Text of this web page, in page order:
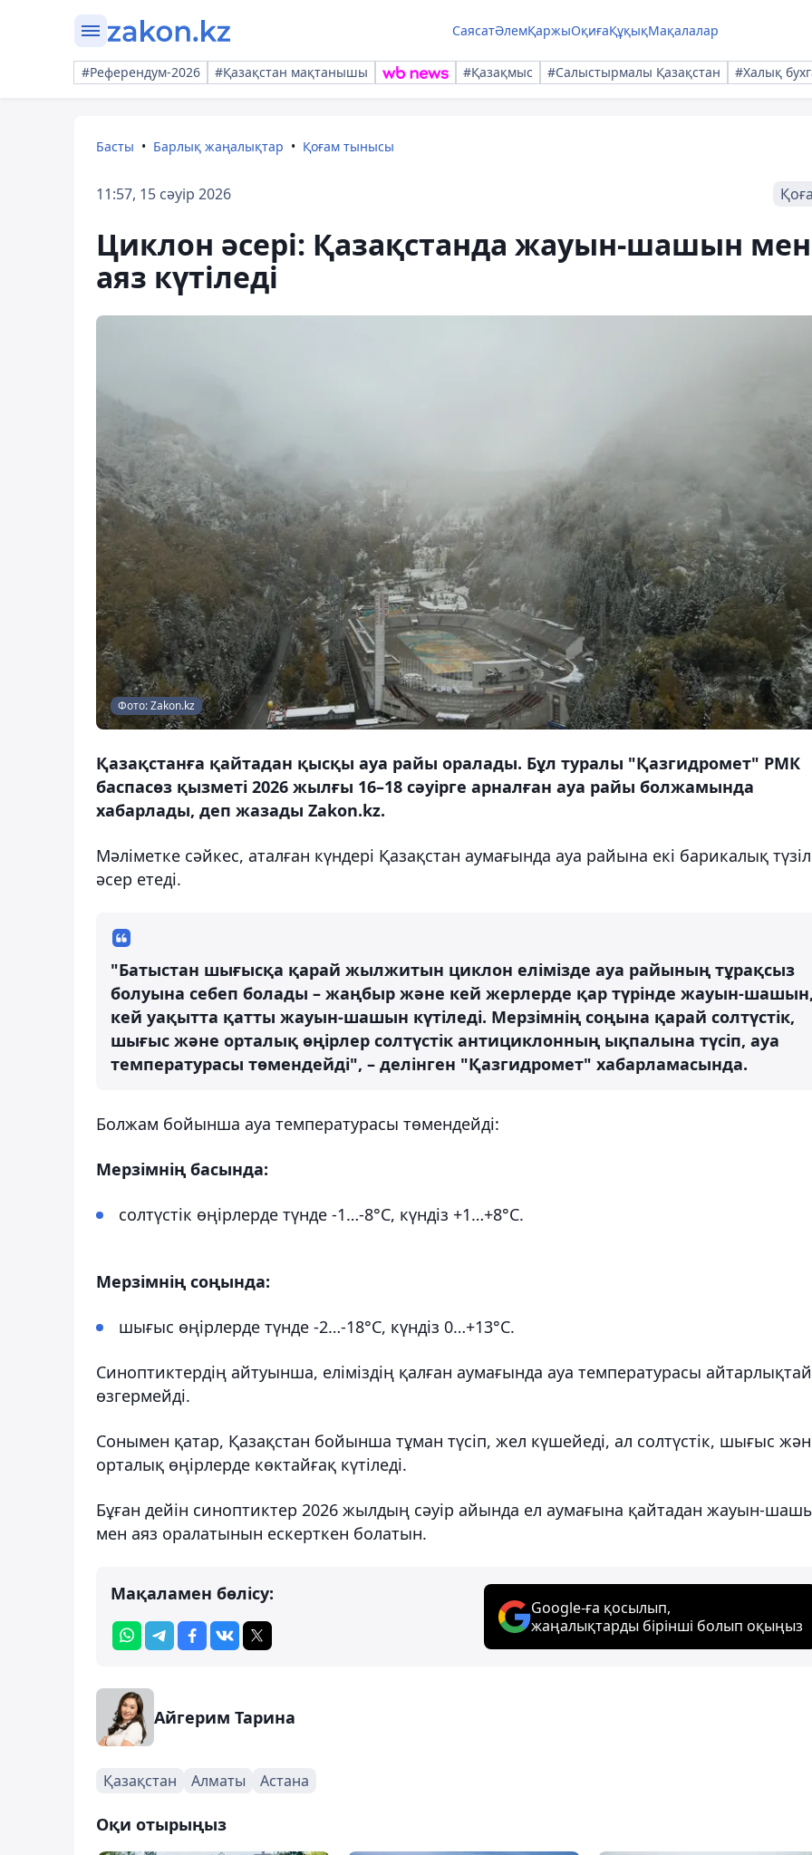
СаясатӘлемҚаржыОқиғаҚұқықМақалалар
#Референдум-2026 #Қазақстан мақтанышы #Қазақмыс #Салыстырмалы Қазақстан #Халық
Басты Барлық жаңалықтар Қоғам тынысы
11:57, 15 сәуір 2026
Циклон әсері: Қазақстанда жауын-шашын мен
аяз күтіледі
Фото: Zakon.kz
Қазақстанға қайтадан қысқы ауа райы оралады. Бұл туралы "Қазгидромет" РМК
баспасөз қызметі 2026 жылғы 16–18 сәуірге арналған ауа райы болжамында
хабарлады, деп жазады Zakon.kz.
Мәліметке сәйкес, аталған күндері Қазақстан аумағында ауа райына екі барикалық
әсер етеді.
"Батыстан шығысқа қарай жылжитын циклон елімізде ауа райының тұрақсыз
болуына себеп болады – жаңбыр және кей жерлерде қар түрінде жауын-
кей уақытта қатты жауын-шашын күтіледі. Мерзімнің соңына қарай солтүстік,
шығыс және орталық өңірлер солтүстік антициклонның ықпалына түсіп, ауа
температурасы төмендейді", – делінген "Қазгидромет" хабарламасында.
Болжам бойынша ауа температурасы төмендейді:
Мерзімнің басында:
солтүстік өңірлерде түнде -1…-8°С, күндіз +1…+8°С.
Мерзімнің соңында:
шығыс өңірлерде түнде -2…-18°С, күндіз 0…+13°С.
Синоптиктердің айтуынша, еліміздің қалған аумағында ауа температурасы айтарлықтай
өзгермейді.
Сонымен қатар, Қазақстан бойынша тұман түсіп, жел күшейеді, ал солтүстік, шығыс
орталық өңірлерде көктайғақ күтіледі.
Бұған дейін синоптиктер 2026 жылдың сәуір айында ел аумағына қайтадан жауын-
мен аяз оралатынын ескерткен болатын.
Мақаламен бөлісу:
Google-ға қосылып,
жаңалықтарды бірінші болып оқыңыз
Айгерим Тарина
Қазақстан Алматы Астана
Оқи отырыңыз